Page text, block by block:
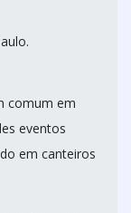
comum em
eventos
em canteiros